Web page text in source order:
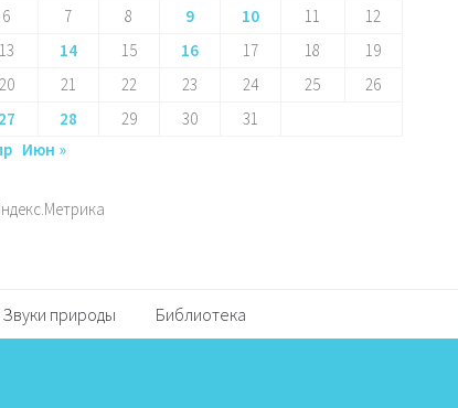
6
7 8 9 10 11
12
13
14 15 16 17 18
19
20
21 22 23 24 25
26
27
28 29 30
31
Июн »
Звуки природы Библиотека